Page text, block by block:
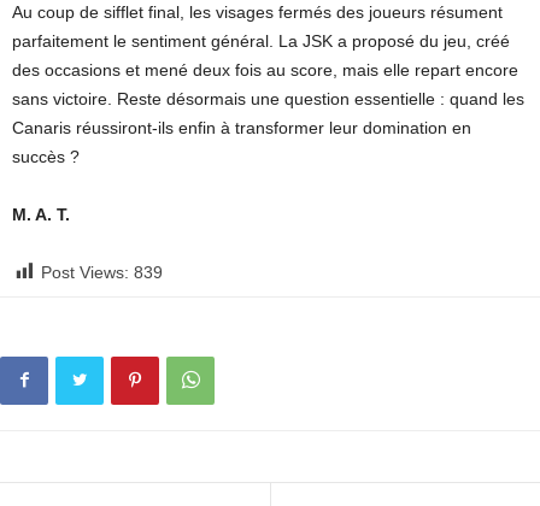
Au coup de sifflet final, les visages fermés des joueurs résument
parfaitement le sentiment général. La JSK a proposé du jeu, créé
des occasions et mené deux fois au score, mais elle repart encore
sans victoire. Reste désormais une question essentielle : quand les
Canaris réussiront-ils enfin à transformer leur domination en
succès ?
M. A. T.
Post Views: 839